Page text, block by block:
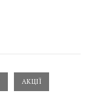
АКЦІЇ